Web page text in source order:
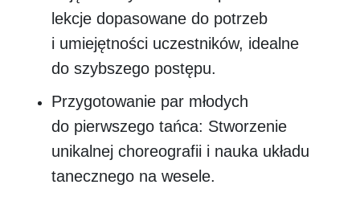
lekcje dopasowane do potrzeb
i umiejętności uczestników, idealne
do szybszego postępu.
Przygotowanie par młodych
do pierwszego tańca: Stworzenie
unikalnej choreografii i nauka układu
tanecznego na wesele.